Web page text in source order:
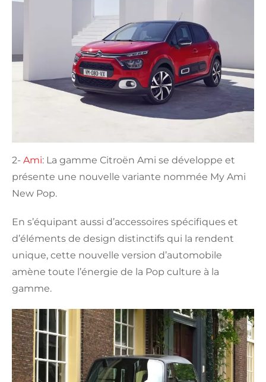
2- Ami: La gamme Citroën Ami se développe et
présente une nouvelle variante nommée My Ami
New Pop.
En s’équipant aussi d’accessoires spécifiques et
d’éléments de design distinctifs qui la rendent
unique, cette nouvelle version d’automobile
amène toute l’énergie de la Pop culture à la
gamme.